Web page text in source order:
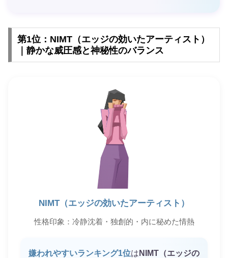
第1位：NIMT（エッジの効いたアーティスト）
｜静かな威圧感と神秘性のバランス
NIMT（エッジの効いたアーティスト）
性格印象：冷静沈着・独創的・内に秘めた情熱
嫌われやすいランキング1位は NIMT（エッジの